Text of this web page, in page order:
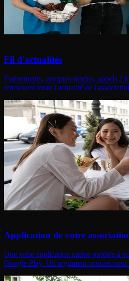
Fil d'actualités
Événements, comptes-rendus, appels à
retrouvent toute l'actualité de
Application de votre
Une vraie application native publiée à
Google Play. Un argument concret pour